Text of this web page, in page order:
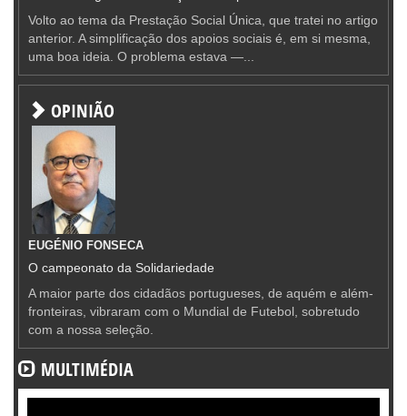
Volto ao tema da Prestação Social Única, que tratei no artigo
anterior. A simplificação dos apoios sociais é, em si mesma,
uma boa ideia. O problema estava —...
OPINIÃO
EUGÉNIO FONSECA
O campeonato da Solidariedade
A maior parte dos cidadãos portugueses, de aquém e além-
fronteiras, vibraram com o Mundial de Futebol, sobretudo
com a nossa seleção.
MULTIMÉDIA